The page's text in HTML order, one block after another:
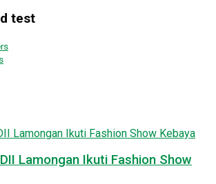
test
Lamongan Ikuti Fashion Show